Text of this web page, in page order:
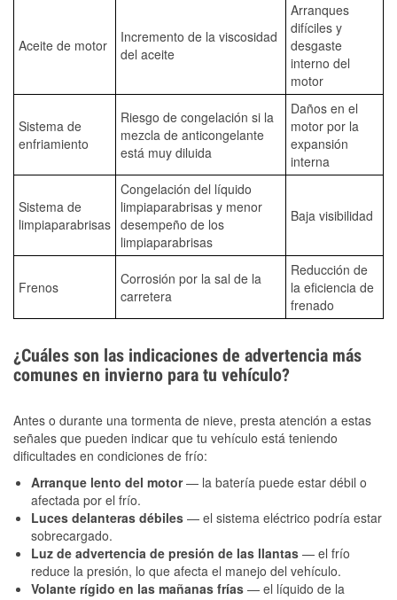
Aceite de motor
Incremento de la viscosidad
del aceite
Arranques
difíciles y
desgaste
interno del
motor
Sistema de
enfriamiento
Riesgo de congelación si la
mezcla de anticongelante
está muy diluida
Daños en el
motor por la
expansión
interna
Sistema de
limpiaparabrisas
Congelación del líquido
limpiaparabrisas y menor
desempeño de los
limpiaparabrisas
Baja visibilidad
Frenos
Corrosión por la sal de la
carretera
Reducción de
la eficiencia de
frenado
¿Cuáles son las indicaciones de advertencia más
comunes en invierno para tu vehículo?
Antes o durante una tormenta de nieve, presta atención a estas
señales que pueden indicar que tu vehículo está teniendo
dificultades en condiciones de frío:
Arranque lento del motor— la batería puede estar débil o
afectada por el frío.
Luces delanteras débiles — el sistema eléctrico podría estar
sobrecargado.
Luz de advertencia de presión de las llantas — el frío
reduce la presión, lo que afecta el manejo del vehículo.
Volante rígido en las mañanas frías — el líquido de la